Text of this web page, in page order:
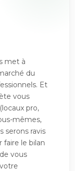
met à
du
Et
vous
pro,
mêmes,
serons ravis
faire le bilan
vous